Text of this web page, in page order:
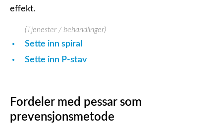
effekt.
(Tjenester / behandlinger)
Sette inn spiral
Sette inn P-stav
Fordeler med pessar som
prevensjonsmetode